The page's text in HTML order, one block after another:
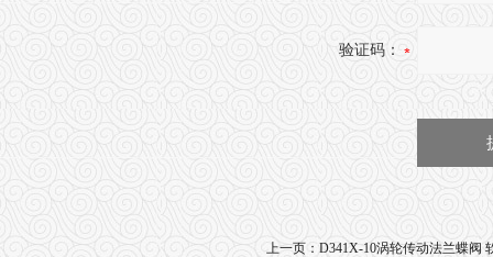
验证码：
上一页： D341X-10涡轮传动法兰蝶阀